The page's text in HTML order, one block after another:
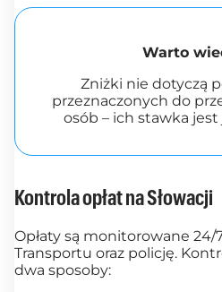
Warto
Zniżki nie dotyczą
przeznaczonych do
osób – ich stawka jest
Kontrola opłat na Słowacji
Opłaty są monitorowane 24/
Transportu oraz policję.
dwa sposoby: